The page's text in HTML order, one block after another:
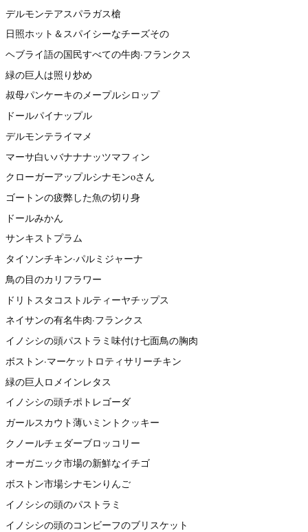
デルモンテアスパラガス槍
日照ホット＆スパイシーなチーズその
ヘブライ語の国民すべての牛肉·フランクス
緑の巨人は照り炒め
叔母パンケーキのメープルシロップ
ドールパイナップル
デルモンテライマメ
マーサ白いバナナナッツマフィン
クローガーアップルシナモンoさん
ゴートンの疲弊した魚の切り身
ドールみかん
サンキストプラム
タイソンチキン·パルミジャーナ
鳥の目のカリフラワー
ドリトスタコストルティーヤチップス
ネイサンの有名牛肉·フランクス
イノシシの頭パストラミ味付け七面鳥の胸肉
ボストン·マーケットロティサリーチキン
緑の巨人ロメインレタス
イノシシの頭チポトレゴーダ
ガールスカウト薄いミントクッキー
クノールチェダーブロッコリー
オーガニック市場の新鮮なイチゴ
ボストン市場シナモンりんご
イノシシの頭のパストラミ
イノシシの頭のコンビーフのブリスケット